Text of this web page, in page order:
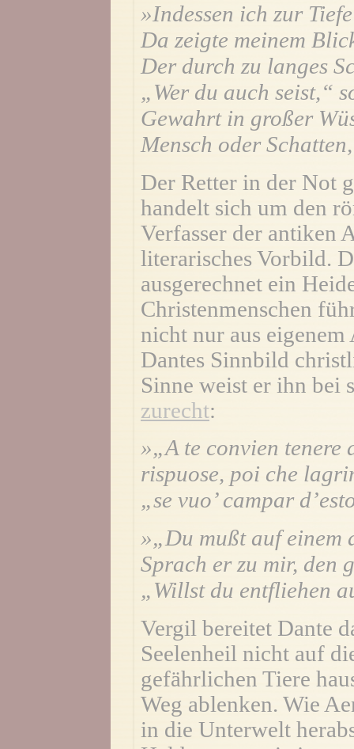
»Indessen ich zur
Da zeigte meinem
Der durch zu langes
„Wer du auch seist,“
Gewahrt in großer
Mensch oder
Der Retter in der Not
handelt sich um den
Verfasser der antiken
literarisches Vorbild.
ausgerechnet ein
Christenmenschen
nicht nur aus
Dantes Sinnbild
Sinne weist er ihn bei
zurecht:
»„A te convien
rispuose, poi che
„se vuo’ campar
»„Du mußt auf einem
Sprach er zu mir, den
„Willst du entfliehen
Vergil bereitet Dante
Seelenheil nicht auf
gefährlichen Tiere
Weg ablenken. Wie
in die Unterwelt